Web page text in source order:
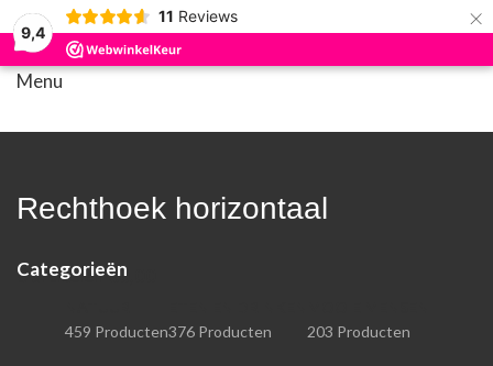
9,4
11 Reviews ×
Menu
0artikelen€0,00
Rechthoek horizontaal
Categorieën
459 Producten376 Producten
203 Producten